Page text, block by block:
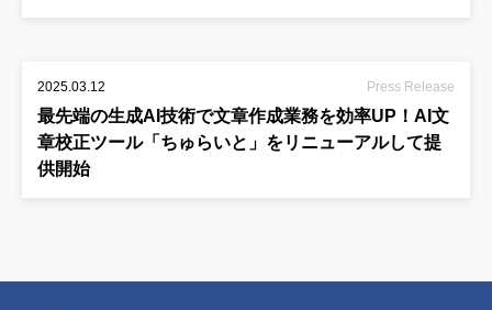
2025.03.12 Press Release
最先端の生成AI技術で文章作成業務を効率UP！AI文
章校正ツール「ちゅらいと」をリニューアルして提
供開始